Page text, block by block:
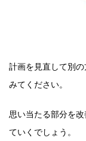
計画を見直して別
みてください。
思い当たる部分を
ていくでしょう。